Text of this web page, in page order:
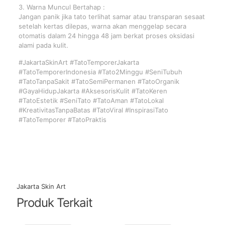
3. Warna Muncul Bertahap :
Jangan panik jika tato terlihat samar atau transparan sesaat
setelah kertas dilepas, warna akan menggelap secara
otomatis dalam 24 hingga 48 jam berkat proses oksidasi
alami pada kulit.
#JakartaSkinArt #TatoTemporerJakarta
#TatoTemporerIndonesia #Tato2Minggu #SeniTubuh
#TatoTanpaSakit #TatoSemiPermanen #TatoOrganik
#GayaHidupJakarta #AksesorisKulit #TatoKeren
#TatoEstetik #SeniTato #TatoAman #TatoLokal
#KreativitasTanpaBatas #TatoViral #InspirasiTato
#TatoTemporer #TatoPraktis
Jakarta Skin Art
Produk Terkait